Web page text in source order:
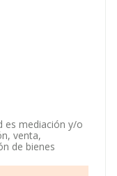
es mediación y/o
venta,
de bienes
y consumo